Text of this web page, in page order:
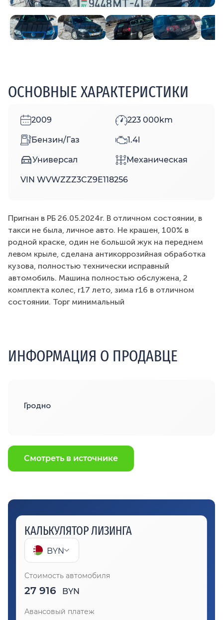
ОСНОВНЫЕ ХАРАКТЕРИСТИКИ
2009 223 000km
Бензин/Газ 1.4l
Универсал Механическая
VIN WVWZZZ3CZ9E118256
Пригнан в РБ 26.05.2024г. В отличном состоянии, в
такси не была, личное авто. Не крашен, 100% в
родной краске, один не большой жук на переднем
левом крыле, сделана антикоррозийная обработка
кузова, полностью технически исправный
автомобиль. Машина полностью обслужена, 2
комплекта колес, r17 лето, зима r16 в отличном
состоянии. Торг минимальный
ИНФОРМАЦИЯ О ПРОДАВЦЕ
Гродно
Смотреть в источнике
КАЛЬКУЛЯТОР ЛИЗИНГА
BYN
Стоимость автомобиля
27 916 BYN
Авансовый платеж